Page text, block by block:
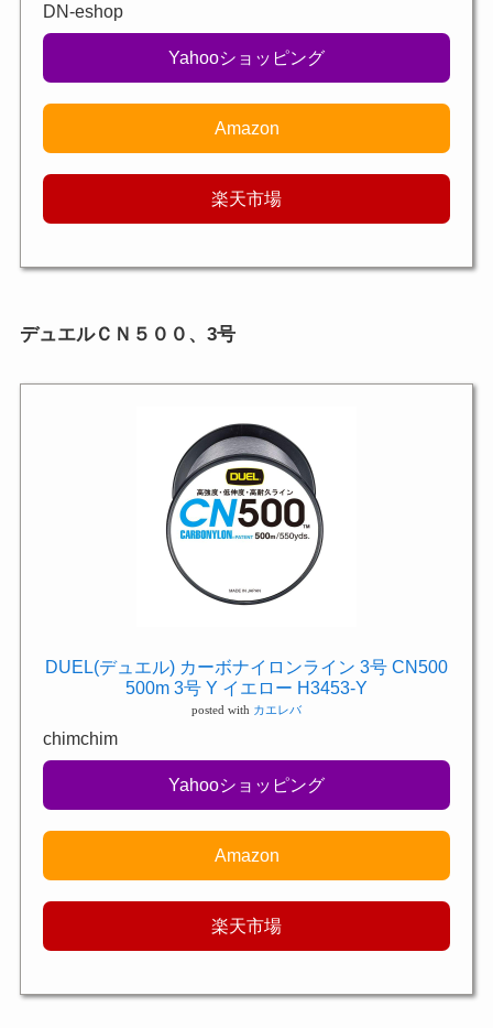
DN-eshop
Yahooショッピング
Amazon
楽天市場
デュエルＣＮ５００、3号
DUEL(デュエル) カーボナイロンライン 3号 CN500
500m 3号 Y イエロー H3453-Y
posted with カエレバ
chimchim
Yahooショッピング
Amazon
楽天市場